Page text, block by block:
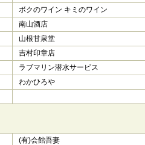
ボクのワイン キミのワイン
南山酒店
山根甘泉堂
吉村印章店
ラブマリン潜水サービス
わかひろや
(有)会館吾妻